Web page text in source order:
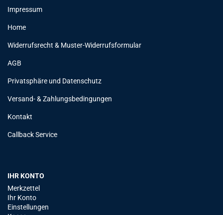
Impressum
Home
Widerrufsrecht & Muster-Widerrufsformular
AGB
Privatsphäre und Datenschutz
Versand- & Zahlungsbedingungen
Kontakt
Callback Service
IHR KONTO
Merkzettel
Ihr Konto
Einstellungen